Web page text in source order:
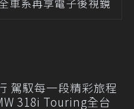
駕馭每一段精彩旅程
318i Touring全台